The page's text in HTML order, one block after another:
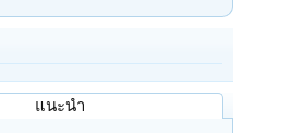
แนะนำ